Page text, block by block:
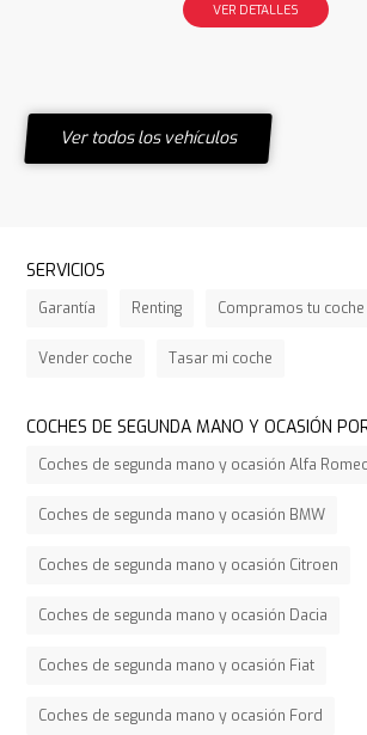
VER DETALLES
Ver todos los vehículos
SERVICIOS
Garantía Renting Compramos tu coche
Vender coche Tasar mi coche
COCHES DE SEGUNDA MANO Y OCASIÓN
Coches de segunda mano y ocasión Alfa
Coches de segunda mano y ocasión BMW
Coches de segunda mano y ocasión Citroen
Coches de segunda mano y ocasión Dacia
Coches de segunda mano y ocasión Fiat
Coches de segunda mano y ocasión Ford